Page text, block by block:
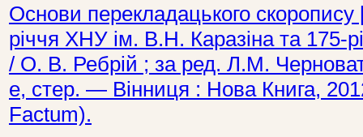
Основи перекладацького
річчя ХНУ ім. В.Н. Каразіна та 175-
/ О. В. Ребрій ; за ред. Л.М.
е, стер. — Вінниця : Нова Книга,
Factum).